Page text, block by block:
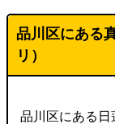
品川区にある
リ）
品川区にある日